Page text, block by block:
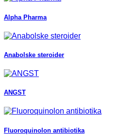
Alpha Pharma
Anabolske steroider
ANGST
Fluoroquinolon antibiotika